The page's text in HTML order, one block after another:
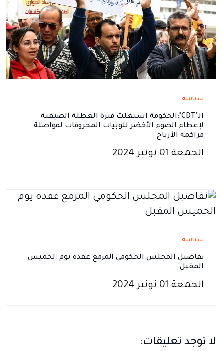
سياسة
الـ"CDT":الحكومة استغلت فترة العطلة الصيفية
لإعطاء الضوء الأخضر للوبيات المحروقات لمواصلة
مراكمة الأرباح
الجمعة 01 نونبر 2024
سياسة
تفاصيل المجلس الحكومي المزمع عقده يوم الخميس
المقبل
الجمعة 01 نونبر 2024
لا توجد تعليقات: